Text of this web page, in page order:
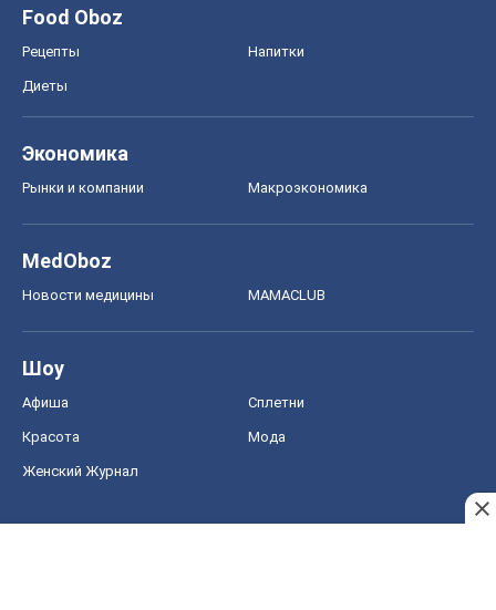
Food Oboz
Рецепты Напитки
Диеты
Экономика
Рынки и компании Mакроэкономика
MedOboz
Новости медицины MAMACLUB
Шоу
Афиша Сплетни
Красота Мода
Женский Журнал